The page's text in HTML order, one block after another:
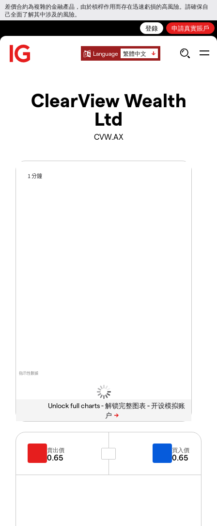
差價合約為複雜的金融產品，由於槓桿作用而存在迅速虧損的高風險。請確保自
己全面了解其中涉及的風險。
登錄 申請真實賬戶
Language 繁體中文
ClearView Wealth
Ltd
CVW.AX
指示性數據
1 分鐘
Unlock full charts -
賣出價
0.65
買入價
0.65